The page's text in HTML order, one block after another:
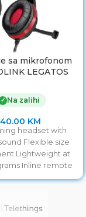
sa mikrofonom
LEGATOS
BK
✓ Na zalihi
40.00 KM
headset with
Flexible size
Lightweight at
Inline remote
microphone with